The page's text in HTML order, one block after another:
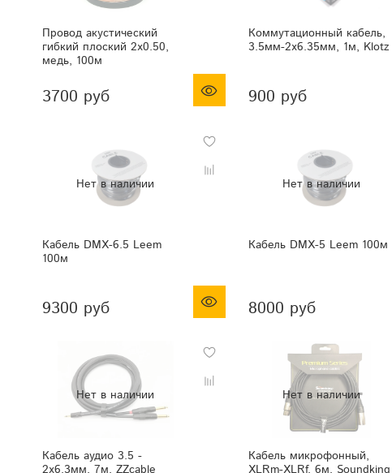
Провод акустический
гибкий плоский 2х0.50,
медь, 100м
3700 руб
Коммутационный кабель,
3.5мм-2x6.35мм, 1м, Klotz
900 руб
Кабель DMX-6.5 Leem
100м
9300 руб
Кабель DMX-5 Leem 100м
8000 руб
Кабель аудио 3.5 -
Кабель микрофонный,